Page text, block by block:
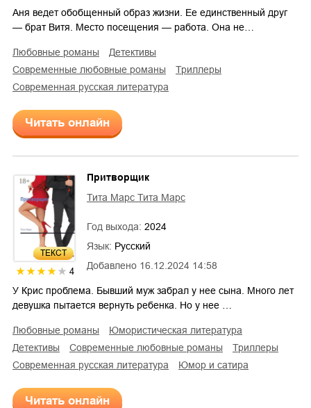
Аня ведет обобщенный образ жизни. Ее единственный друг
— брат Витя. Место посещения — работа. Она не…
любовные романы
детективы
современные любовные романы
триллеры
современная русская литература
Читать онлайн
ТЕКСТ
4
Добавлено 16.12.2024 14:58
Притворщик
Тита Марс Тита Марс
Год выхода: 2024
Язык: Русский
У Крис проблема. Бывший муж забрал у нее сына. Много лет
девушка пытается вернуть ребенка. Но у нее …
любовные романы
юмористическая литература
детективы
современные любовные романы
триллеры
современная русская литература
юмор и сатира
Читать онлайн